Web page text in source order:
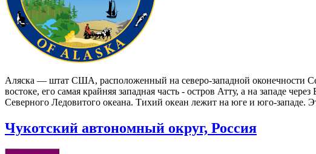
Аляска — штат США, расположенный на северо-западной оконечности
востоке, его самая крайняя западная часть - остров Атту, а на западе
Северного Ледовитого океана. Тихий океан лежит на юге и юго-
Чукотский автономный округ, Россия